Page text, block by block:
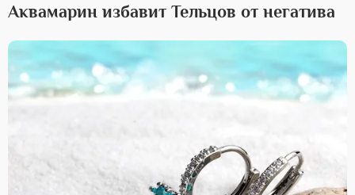
Аквамарин избавит Тельцов от негатива